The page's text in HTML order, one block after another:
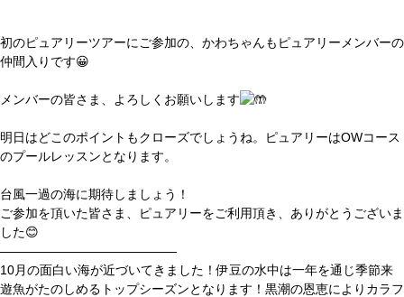
初のピュアリーツアーにご参加の、かわちゃんもピュアリーメンバーの
仲間入りです😀
メンバーの皆さま、よろしくお願いします
明日はどこのポイントもクローズでしょうね。ピュアリーはOWコース
のプールレッスンとなります。
台風一過の海に期待しましょう！
ご参加を頂いた皆さま、ピュアリーをご利用頂き、ありがとうございま
した😊
——————————————
10月の面白い海が近づいてきました！伊豆の水中は一年を通じ季節来
遊魚がたのしめるトップシーズンとなります！黒潮の恩恵によりカラフ